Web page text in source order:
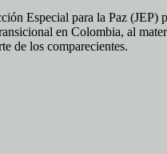
Especial para la Paz (JEP)
en Colombia, al
de los comparecientes.